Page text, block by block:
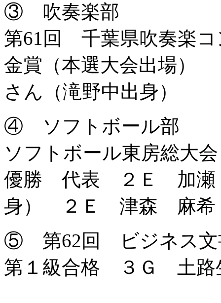
③ 吹奏楽部
第61回 千葉県吹奏楽
金賞（本選大会出
さん（滝野中出身）
④ ソフトボール部
ソフトボール東房総大
優勝 代表 ２Ｅ 加瀬
身） ２Ｅ 津森 麻希
⑤ 第62回 ビジネス文
第１級合格 ３Ｇ 土